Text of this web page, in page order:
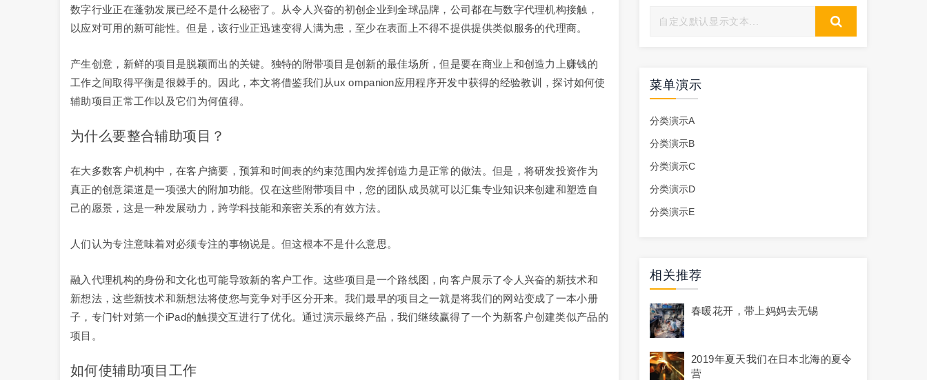
数字行业正在蓬勃发展已经不是什么秘密了。从令人兴奋的初创企业到全球品牌，公司都在与数字代理机构接触，
以应对可用的新可能性。但是，该行业正迅速变得人满为患，至少在表面上不得不提供提供类似服务的代理商。
产生创意，新鲜的项目是脱颖而出的关键。独特的附带项目是创新的最佳场所，但是要在商业上和创造力上赚钱的
工作之间取得平衡是很棘手的。因此，本文将借鉴我们从ux ompanion应用程序开发中获得的经验教训，探讨如何使
辅助项目正常工作以及它们为何值得。
为什么要整合辅助项目？
在大多数客户机构中，在客户摘要，预算和时间表的约束范围内发挥创造力是正常的做法。但是，将研发投资作为
真正的创意渠道是一项强大的附加功能。仅在这些附带项目中，您的团队成员就可以汇集专业知识来创建和塑造自
己的愿景，这是一种发展动力，跨学科技能和亲密关系的有效方法。
人们认为专注意味着对必须专注的事物说是。但这根本不是什么意思。
融入代理机构的身份和文化也可能导致新的客户工作。这些项目是一个路线图，向客户展示了令人兴奋的新技术和
新想法，这些新技术和新想法将使您与竞争对手区分开来。我们最早的项目之一就是将我们的网站变成了一本小册
子，专门针对第一个iPad的触摸交互进行了优化。通过演示最终产品，我们继续赢得了一个为新客户创建类似产品的
项目。
如何使辅助项目工作
菜单演示
分类演示A
分类演示B
分类演示C
分类演示D
分类演示E
相关推荐
春暖花开，带上妈妈去无锡
2019年夏天我们在日本北海的夏令
营